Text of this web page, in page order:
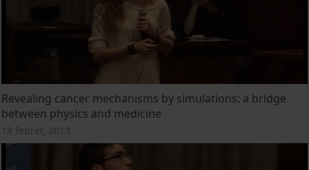
Revealing cancer mechanisms by simulations: a bridge
between physics and medicine
18 febrer, 2013